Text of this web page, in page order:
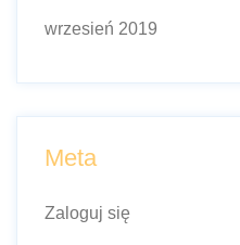
wrzesień 2019
Meta
Zaloguj się